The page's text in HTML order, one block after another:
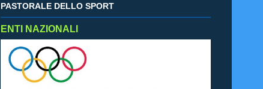
PASTORALE DELLO SPORT
ENTI NAZIONALI